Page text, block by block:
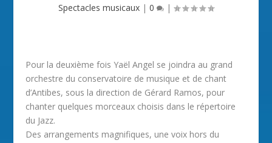
Spectacles musicaux | 0 |
Pour la deuxième fois Yaël Angel se joindra au grand
orchestre du conservatoire de musique et de chant
d’Antibes, sous la direction de Gérard Ramos, pour
chanter quelques morceaux choisis dans le répertoire
du Jazz.
Des arrangements magnifiques, une voix hors du